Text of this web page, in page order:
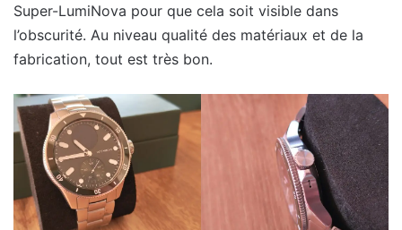
Super-LumiNova pour que cela soit visible dans
l’obscurité. Au niveau qualité des matériaux et de la
fabrication, tout est très bon.